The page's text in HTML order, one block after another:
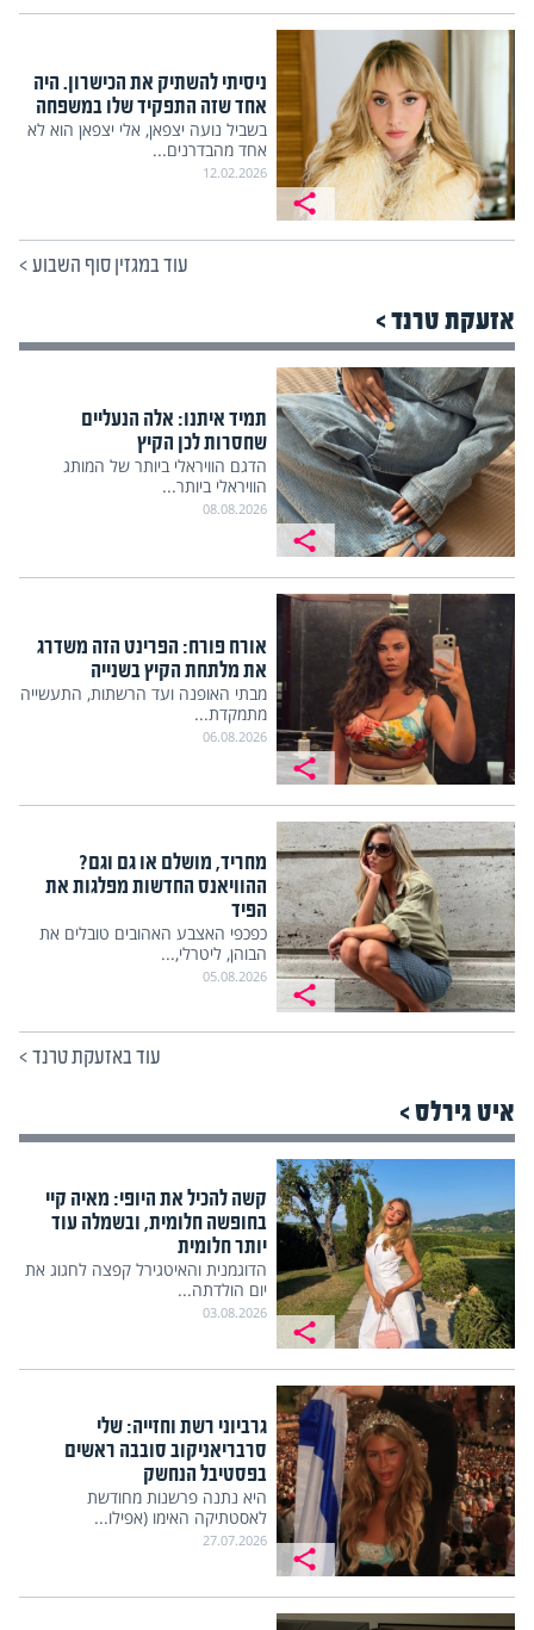
ניסיתי להשתיק את הכישרון. היה
אחד שזה התפקיד שלו במשפחה
בשביל נועה יצפאן, אלי יצפאן הוא לא
אחד מהבדרנים...
12.02.2026
עוד במגזין סוף השבוע>
אזעקת טרנד >
תמיד איתנו: אלה הנעליים
שחסרות לכן הקיץ
הדגם הוויראלי ביותר של המותג
הוויראלי ביותר...
08.08.2026
אורח פורח: הפרינט הזה משדרג
את מלתחת הקיץ בשנייה
מבתי האופנה ועד הרשתות, התעשייה
מתמקדת...
06.08.2026
מחריד, מושלם או גם וגם?
ההוויאנס החדשות מפלגות את
הפיד
כפכפי האצבע האהובים טובלים את
הבוהן, ליטרלי,...
05.08.2026
עוד באזעקת טרנד>
איט גירלס >
קשה להכיל את היופי: מאיה קיי
בחופשה חלומית, ובשמלה עוד
יותר חלומית
הדוגמנית והאיטגירל קפצה לחגוג את
יום הולדתה...
03.08.2026
גרביוני רשת וחזייה: שלי
סרבריאניקוב סובבה ראשים
בפסטיבל הנחשק
היא נתנה פרשנות מחודשת
לאסטתיקה האימו (אפילו...
27.07.2026